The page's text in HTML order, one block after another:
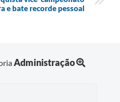
e bate recorde pessoal
Administração